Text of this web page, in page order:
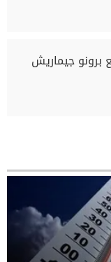
برونو جيماريش